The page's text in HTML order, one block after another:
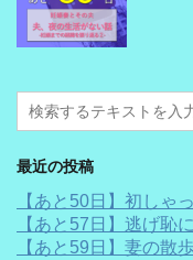
最近の投稿
【あと50日】初しゃ
【あと57日】逃げ恥
【あと59日】妻の散